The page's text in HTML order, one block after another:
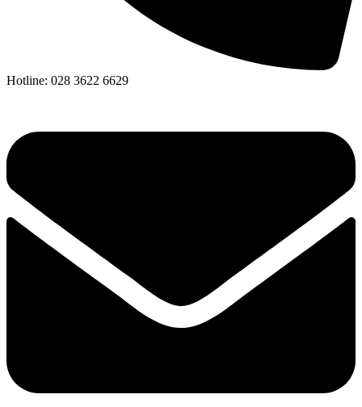
Hotline: 028 3622 6629